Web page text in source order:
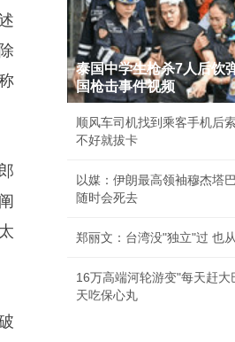
泰国中学生枪杀7人后饮
国枪击事件视频
顺风车司机找到乘客手机后
不好就拔卡
以媒：伊朗最高领袖穆杰塔
随时会死去
郑丽文：台湾没"独立"过 也
16万高端河轮游变"每天赶大
天吃保心丸